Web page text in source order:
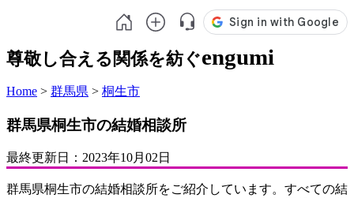
尊敬し合える関係を紡ぐengumi
Home > 群馬県 > 桐生市
群馬県桐生市の結婚相談所
最終更新日： 2023年10月02日
群馬県桐生市の結婚相談所をご紹介しています。すべての結